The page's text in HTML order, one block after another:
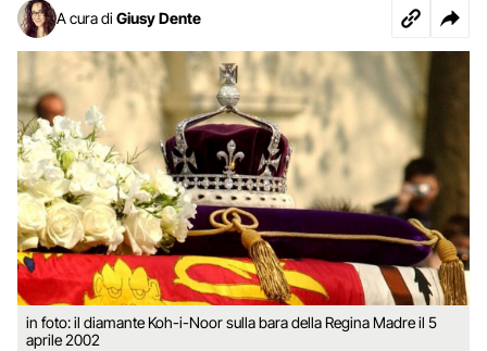
A cura di Giusy Dente
in foto: il diamante Koh-i-Noor sulla bara della Regina Madre il 5
aprile 2002